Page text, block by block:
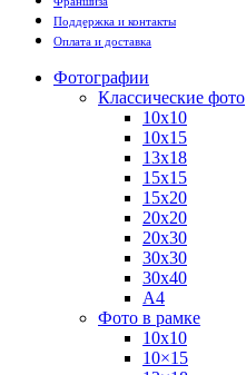
Поддержка и контакты
Оплата и доставка
Фотографии
Классические фото
10х10
10х15
13х18
15х15
15х20
20х20
20х30
30х30
30х40
А4
Фото в рамке
10х10
10×15